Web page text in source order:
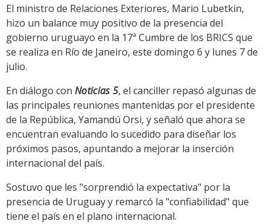
Link
El ministro de Relaciones Exteriores, Mario Lubetkin,
hizo un balance muy positivo de la presencia del
gobierno uruguayo en la 17ª Cumbre de los BRICS que
se realiza en Río de Janeiro, este domingo 6 y lunes 7 de
julio.
En diálogo con Noticias 5, el canciller repasó algunas de
las principales reuniones mantenidas por el presidente
de la República, Yamandú Orsi, y señaló que ahora se
encuentran evaluando lo sucedido para diseñar los
próximos pasos, apuntando a mejorar la inserción
internacional del país.
Sostuvo que les "sorprendió la expectativa" por la
presencia de Uruguay y remarcó la "confiabilidad" que
tiene el país en el plano internacional.